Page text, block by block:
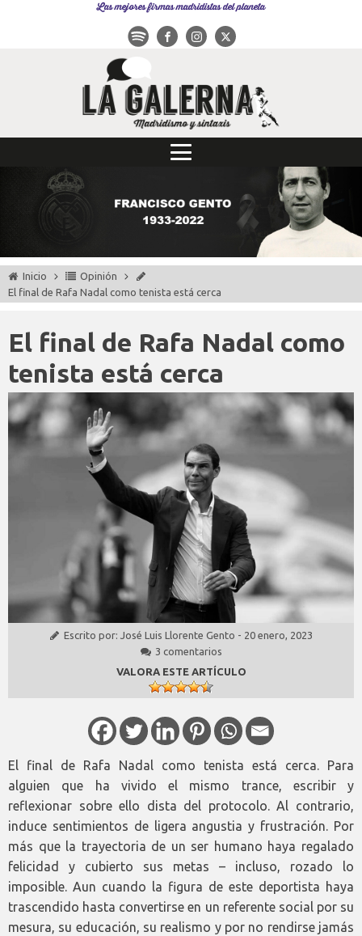
Las mejores firmas madridistas del planeta
Inicio
Opinión
El final de Rafa Nadal como tenista está cerca
El final de Rafa Nadal como
tenista está cerca
Escrito por: José Luis Llorente Gento - 20 enero, 2023
3 comentarios
VALORA ESTE ARTÍCULO
El final de Rafa Nadal como tenista está cerca. Para
alguien que ha vivido el mismo trance, escribir y
reflexionar sobre ello dista del protocolo. Al contrario,
induce sentimientos de ligera angustia y frustración. Por
más que la trayectoria de un ser humano haya regalado
felicidad y cubierto sus metas – incluso, rozado lo
imposible. Aun cuando la figura de este deportista haya
trascendido hasta convertirse en un referente social por su
mesura, su educación, su realismo y por no rendirse jamás